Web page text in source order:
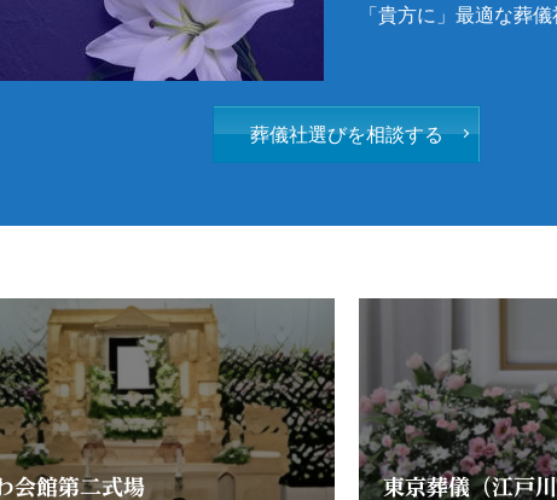
「貴方に」最適な葬
葬儀社選びを相談する
会館第二式場 東京葬儀（江戸